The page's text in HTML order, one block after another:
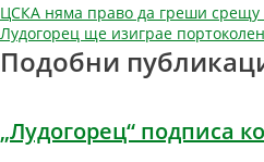
Навигация
ЦСКА няма право да греши срещу
Лудогорец ще изиграе
Подобни
„Лудогорец“ подписа